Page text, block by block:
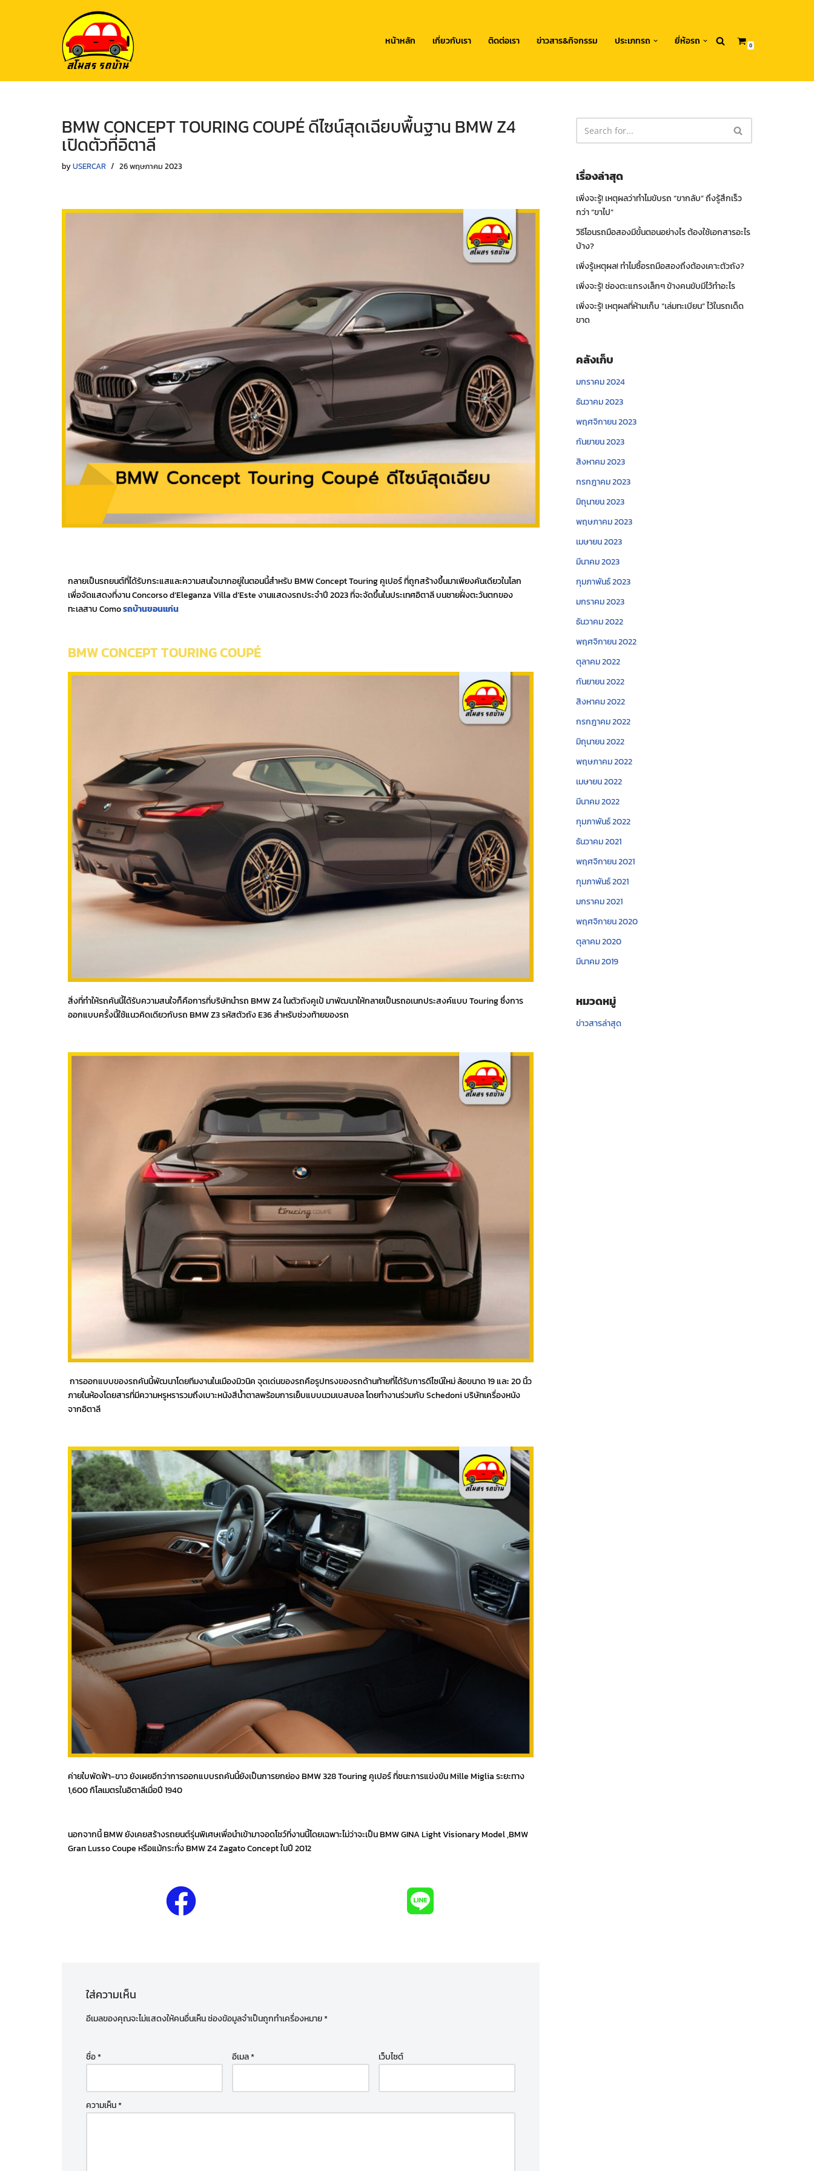
หน้าหลัก เกี่ยวกับเรา ติดต่อเรา ข่าวสาร&กิจกรรม ประเภทรถ ยี่ห้อรถ 0
BMW CONCEPT TOURING COUPÉ ดีไซน์สุดเฉียบพื้นฐาน BMW Z4
เปิดตัวที่อิตาลี
byUSERCAR 26 พฤษภาคม 2023
กลายเป็นรถยนต์ที่ได้รับกระแสและความสนใจมากอยู่ในตอนนี้สำหรับ BMW Concept Touring คูเปอร์ ที่ถูกสร้างขึ้นมาเพียงคันเดียวในโลก
เพื่อจัดแสดงที่งาน Concorso d’Eleganza Villa d’Este งานแสดงรถประจำปี 2023 ที่จะจัดขึ้นในประเทศอิตาลี บนชายฝั่งตะวันตกของ
ทะเลสาบ Comoรถบ้านขอนแก่น
BMW CONCEPT TOURING COUPÉ
สิ่งที่ทำให้รถคันนี้ได้รับความสนใจก็คือการที่บริษัทนำรถ BMW Z4 ในตัวถังคูเป้ มาพัฒนาให้กลายเป็นรถอเนกประสงค์แบบ Touring ซึ่งการ
ออกแบบครั้งนี้ใช้แนวคิดเดียวกับรถ BMW Z3 รหัสตัวถัง E36 สำหรับช่วงท้ายของรถ
การออกแบบของรถคันนี้พัฒนาโดยทีมงานในเมืองมิวนิค จุดเด่นของรถคือรูปทรงของรถด้านท้ายที่ได้รับการดีไซน์ใหม่ ล้อขนาด 19 และ 20 นิ้ว
ภายในห้องโดยสารที่มีความหรูหรารวมถึงเบาะหนังสีน้ำตาลพร้อมการเย็บแบบนวมเบสบอล โดยทำงานร่วมกับ Schedoni บริษัทเครื่องหนัง
จากอิตาลี
ค่ายใบพัดฟ้า-ขาว ยังเผยอีกว่าการออกแบบรถคันนี้ยังเป็นการยกย่อง BMW 328 Touring คูเปอร์ ที่ชนะการแข่งขัน Mille Miglia ระยะทาง
1,600 กิโลเมตรในอิตาลีเมื่อปี 1940
นอกจากนี้ BMW ยังเคยสร้างรถยนต์รุ่นพิเศษเพื่อนำเข้ามาจอดโชว์ที่งานนี้โดยเฉพาะไม่ว่าจะเป็น BMW GINA Light Visionary Model ,BMW
Gran Lusso Coupe หรือแม้กระทั่ง BMW Z4 Zagato Concept ในปี 2012
ใส่ความเห็น
อีเมลของคุณจะไม่แสดงให้คนอื่นเห็นช่องข้อมูลจำเป็นถูกทำเครื่องหมาย*
ชื่อ* อีเมล* เว็บไซต์
ความเห็น*
เรื่องล่าสุด
เพิ่งจะรู้! เหตุผลว่าทำไมขับรถ “ขากลับ” ถึงรู้สึกเร็ว
กว่า “ขาไป”
วิธีโอนรถมือสองมีขั้นตอนอย่างไร ต้องใช้เอกสารอะไร
บ้าง?
เพิ่งรู้เหตุผล! ทำไมซื้อรถมือสองถึงต้องเคาะตัวถัง?
เพิ่งจะรู้! ช่องตะแกรงเล็กๆ ข้างคนขับมีไว้ทำอะไร
เพิ่งจะรู้! เหตุผลที่ห้ามเก็บ “เล่มทะเบียน” ไว้ในรถเด็ด
ขาด
คลังเก็บ
มกราคม 2024
ธันวาคม 2023
พฤศจิกายน 2023
กันยายน 2023
สิงหาคม 2023
กรกฎาคม 2023
มิถุนายน 2023
พฤษภาคม 2023
เมษายน 2023
มีนาคม 2023
กุมภาพันธ์ 2023
มกราคม 2023
ธันวาคม 2022
พฤศจิกายน 2022
ตุลาคม 2022
กันยายน 2022
สิงหาคม 2022
กรกฎาคม 2022
มิถุนายน 2022
พฤษภาคม 2022
เมษายน 2022
มีนาคม 2022
กุมภาพันธ์ 2022
ธันวาคม 2021
พฤศจิกายน 2021
กุมภาพันธ์ 2021
มกราคม 2021
พฤศจิกายน 2020
ตุลาคม 2020
มีนาคม 2019
หมวดหมู่
ข่าวสารล่าสุด